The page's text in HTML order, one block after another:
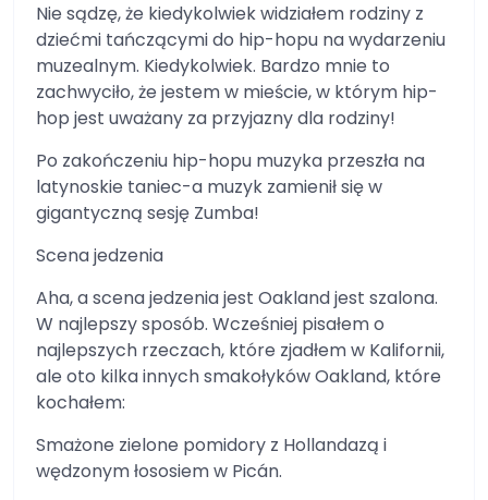
Nie sądzę, że kiedykolwiek widziałem rodziny z
dziećmi tańczącymi do hip-hopu na wydarzeniu
muzealnym. Kiedykolwiek. Bardzo mnie to
zachwyciło, że jestem w mieście, w którym hip-
hop jest uważany za przyjazny dla rodziny!
Po zakończeniu hip-hopu muzyka przeszła na
latynoskie taniec-a muzyk zamienił się w
gigantyczną sesję Zumba!
Scena jedzenia
Aha, a scena jedzenia jest Oakland jest szalona.
W najlepszy sposób. Wcześniej pisałem o
najlepszych rzeczach, które zjadłem w Kalifornii,
ale oto kilka innych smakołyków Oakland, które
kochałem:
Smażone zielone pomidory z Hollandazą i
wędzonym łososiem w Picán.